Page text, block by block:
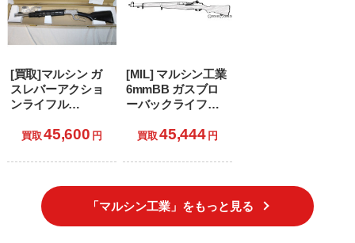
[買取]マルシン ガ
スレバーアクショ
ンライフル
ゼロ シルバー (18
買取 45,600 円
[MIL] マルシン工業
6mmBB ガスブロ
ーバックライフル
ストック ダーク×ダ
以上専用)
買取 45,444 円
「マルシン工業」をもっと見る